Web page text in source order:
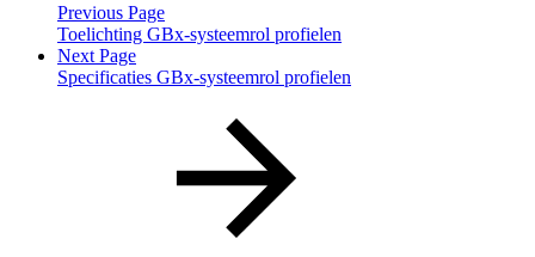
Previous Page
Toelichting GBx-systeemrol profielen
Next Page
Specificaties GBx-systeemrol profielen